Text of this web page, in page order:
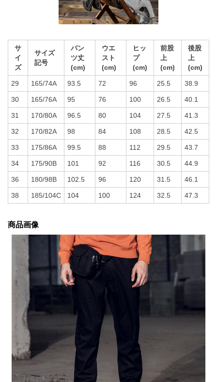
サ
イ
ズ
サイズ
記号
パン
ツ丈
(cm)
ウエ
スト
(cm)
ヒッ
プ
(cm)
前股
上
(cm)
後股
上
(cm)
29 165/74A 93.5 72 96 25.5 38.9
30 165/76A 95 76 100 26.5 40.1
31 170/80A 96.5 80 104 27.5 41.3
32 170/82A 98 84 108 28.5 42.5
33 175/86A 99.5 88 112 29.5 43.7
34 175/90B 101 92 116 30.5 44.9
36 180/98B 102.5 96 120 31.5 46.1
38 185/104C 104 100 124 32.5 47.3
商品画像